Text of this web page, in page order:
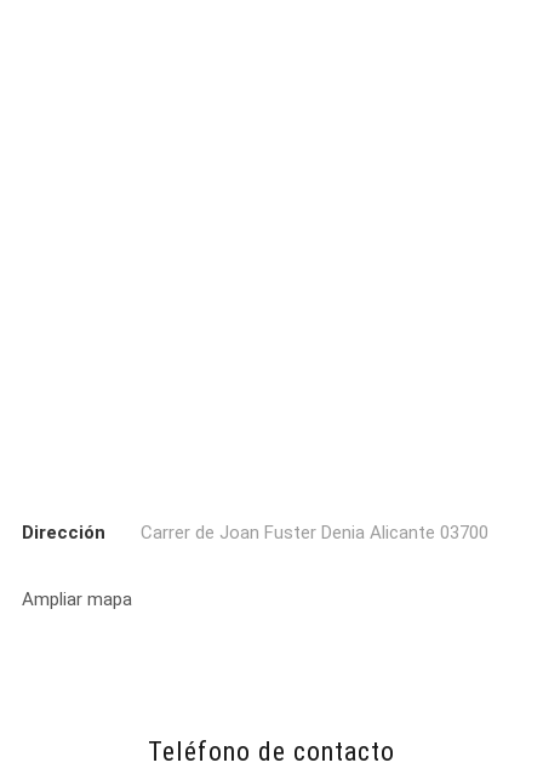
Dirección Carrer de Joan Fuster Denia Alicante 03700
Ampliar mapa
Teléfono de contacto